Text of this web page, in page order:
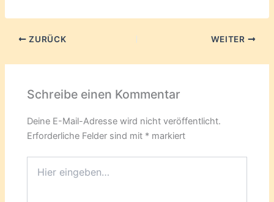
ZURÜCK WEITER
Schreibe einen Kommentar
Deine E-Mail-Adresse wird nicht veröffentlicht.
Erforderliche Felder sind mit * markiert
eingeben…